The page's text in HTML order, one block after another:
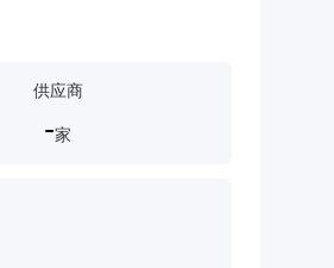
供应商
-家